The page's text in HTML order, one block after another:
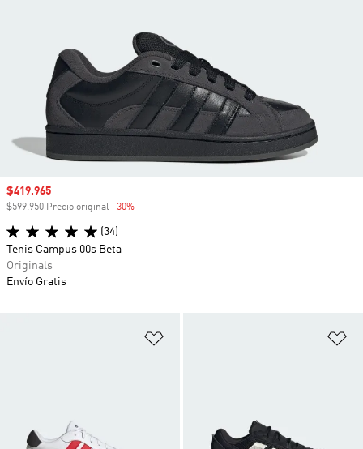
Precio de venta
$419.965
$599.950 Precio original -30%
(34)
Tenis Campus 00s Beta
Originals
Envío Gratis